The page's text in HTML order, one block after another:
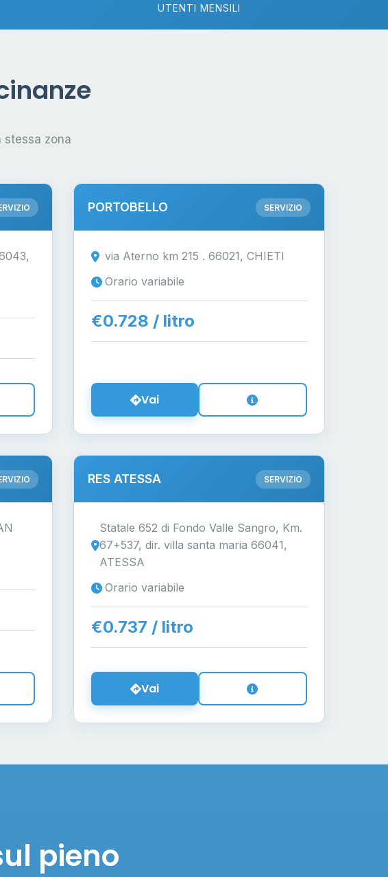
UTENTI MENSILI
stessa zona
PORTOBELLO SERVIZIO
via Aterno km 215 . 66021, CHIETI
Orario variabile
€0.728 / litro
Vai
RES ATESSA SERVIZIO
Statale 652 di Fondo Valle Sangro, Km.
67+537, dir. villa santa maria 66041,
ATESSA
Orario variabile
€0.737 / litro
Vai
pieno